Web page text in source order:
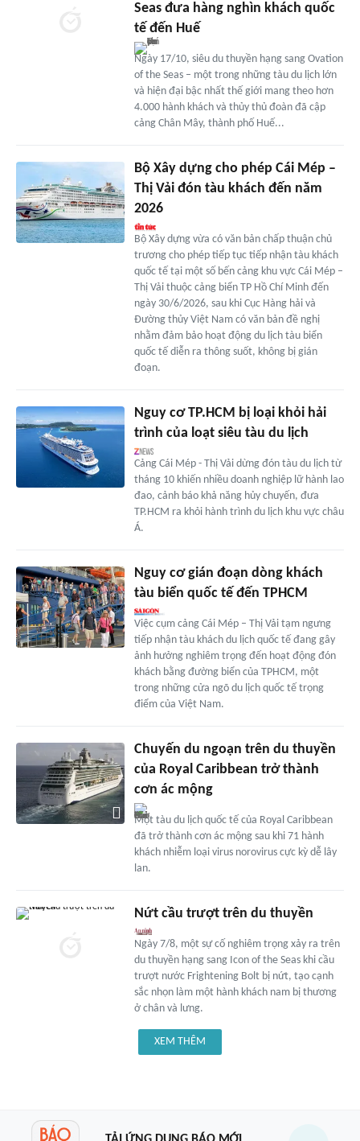
Seas đưa hàng nghìn khách quốc
tế đến Huế
Ngày 17/10, siêu du thuyền hạng sang Ovation
of the Seas – một trong những tàu du lịch lớn
và hiện đại bậc nhất thế giới mang theo hơn
4.000 hành khách và thủy thủ đoàn đã cập
cảng Chân Mây, thành phố Huế...
Bộ Xây dựng cho phép Cái Mép –
Thị Vải đón tàu khách đến năm
2026
Bộ Xây dựng vừa có văn bản chấp thuận chủ
trương cho phép tiếp tục tiếp nhận tàu khách
quốc tế tại một số bến cảng khu vực Cái Mép –
Thị Vải thuộc cảng biển TP Hồ Chí Minh đến
ngày 30/6/2026, sau khi Cục Hàng hải và
Đường thủy Việt Nam có văn bản đề nghị
nhằm đảm bảo hoạt động du lịch tàu biển
quốc tế diễn ra thông suốt, không bị gián
đoạn.
Nguy cơ TP.HCM bị loại khỏi hải
trình của loạt siêu tàu du lịch
Cảng Cái Mép - Thị Vải dừng đón tàu du lịch từ
tháng 10 khiến nhiều doanh nghiệp lữ hành lao
đao, cảnh báo khả năng hủy chuyến, đưa
TP.HCM ra khỏi hành trình du lịch khu vực châu
Á.
Nguy cơ gián đoạn dòng khách
tàu biển quốc tế đến TPHCM
Việc cụm cảng Cái Mép – Thị Vải tạm ngưng
tiếp nhận tàu khách du lịch quốc tế đang gây
ảnh hưởng nghiêm trọng đến hoạt động đón
khách bằng đường biển của TPHCM, một
trong những cửa ngõ du lịch quốc tế trọng
điểm của Việt Nam.
Chuyến du ngoạn trên du thuyền
của Royal Caribbean trở thành
cơn ác mộng
Một tàu du lịch quốc tế của Royal Caribbean
đã trở thành cơn ác mộng sau khi 71 hành
khách nhiễm loại virus norovirus cực kỳ dễ lây
lan.
Nứt cầu trượt trên du thuyền
Ngày 7/8, một sự cố nghiêm trọng xảy ra trên
du thuyền hạng sang Icon of the Seas khi cầu
trượt nước Frightening Bolt bị nứt, tạo cạnh
sắc nhọn làm một hành khách nam bị thương
ở chân và lưng.
XEM THÊM